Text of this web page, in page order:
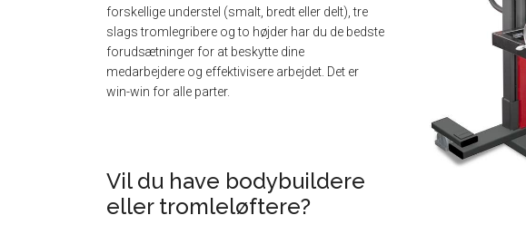
forskellige understel (smalt, bredt eller delt), tre
slags tromlegribere og to højder har du de bedste
forudsætninger for at beskytte dine
medarbejdere og effektivisere arbejdet. Det er
win-win for alle parter.
Vil du have bodybuildere
eller tromleløftere?